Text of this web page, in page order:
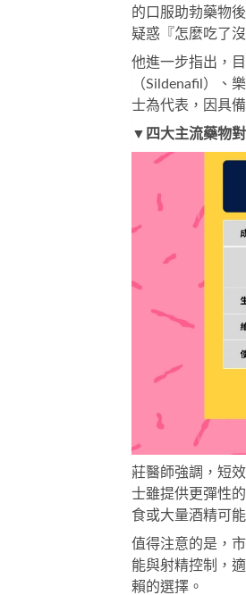
的口服助勃藥物
疑惑『怎麼吃了
他進一步指出，
（Sildenafil）、
士為代表，因具
▼四大主流藥物對
莊醫師強調，短
士雖提供更彈性
食或大量酒精可
值得注意的是，
能與射精控制，
賴的選擇。